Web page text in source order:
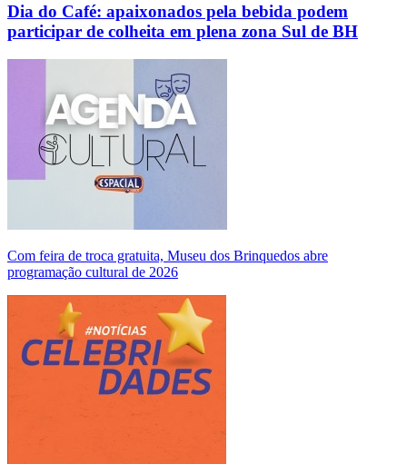
Dia do Café: apaixonados pela bebida podem
participar de colheita em plena zona Sul de BH
Com feira de troca gratuita, Museu dos Brinquedos abre
programação cultural de 2026